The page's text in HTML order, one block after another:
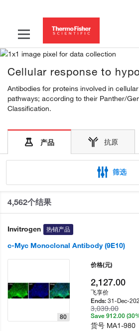
Cellular response to
Antibodies for proteins involved in
pathways; according to their Panther/
Classification.
产品 抗原
筛选
4,562个结果
Invitrogen 热销产品
c-Myc Monoclonal Antibody (9E10)
80
价格(元)
2,127.00
飞享价
Ends:31-Dec-
3,039.00
Save 912.00
货号 MA1-980